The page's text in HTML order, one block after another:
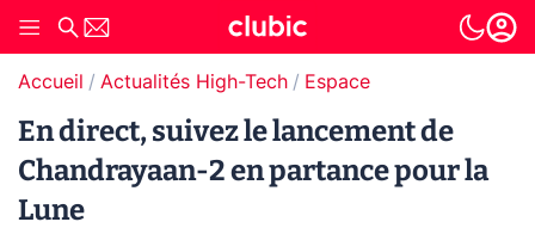
Accueil Actualités High-Tech Espace
En direct, suivez le lancement de
Chandrayaan-2 en partance pour la
Lune